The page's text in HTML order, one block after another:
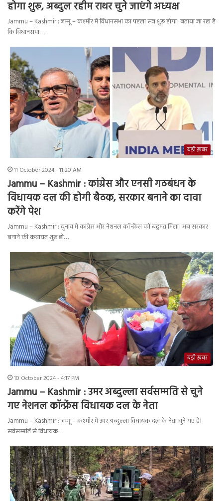
होगा शुरू, अब्दुल रहीम राथर चुने जाएंगे अध्यक्ष
Jammu – Kashmir : जम्मू – कश्मीर में विधानसभा का पहला सत्र शुरू होगा। बताया जा रहा है
कि विधानसभा…
बड़ी ख़बर
11 October 2024 - 11:20 AM
Jammu – Kashmir : कांग्रेस और एनसी गठबंधन के
विधायक दल की होगी बैठक, सरकार बनाने का दावा
करेंगे पेश
Jammu – Kashmir : चुनाव में कांग्रेस और नेशनल कॉन्फ्रेंस को बहुमत मिला। अब सरकार
बनाने की कवायत शुरू हो…
बड़ी ख़बर
10 October 2024 - 4:17 PM
Jammu – Kashmir : उमर अब्दुल्ला सर्वसम्मति से चुने
गए नेशनल कॉन्फ्रेंस विधायक दल के नेता
Jammu – Kashmir : जम्मू – कश्मीर में उमर अब्दुल्ला विधायक दल के नेता चुने गए हैं।
सर्वसम्मति से विधायक…